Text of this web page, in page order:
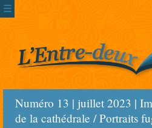
☰
Numéro 13 | juillet 2023 |
de la cathédrale / Portraits